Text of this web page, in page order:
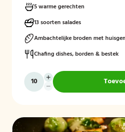
5 warme gerechten
13 soorten salades
Ambachtelijke broden met
Chafing dishes, borden & bestek